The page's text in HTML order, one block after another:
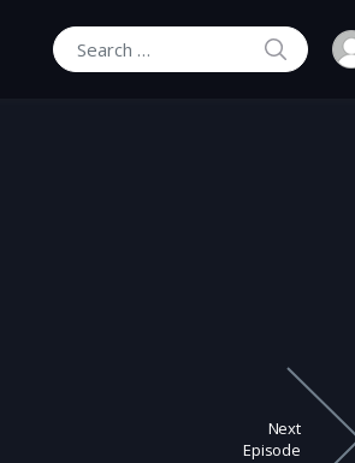
Search for:
SEARCH
Next
Episode